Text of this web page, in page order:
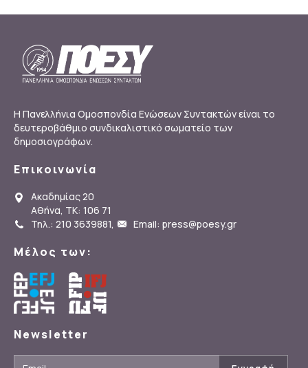
Η Πανελλήνια Ομοσπονδία Ενώσεων Συντακτών είναι το
δευτεροβάθμιο συνδικαλιστικό σωματείο των
δημοσιογράφων.
Επικοινωνία
Ακαδημίας 20
Αθήνα, ΤΚ: 106 71
Τηλ.: 210 3639881, Email: press@poesy.gr
Μέλος των:
Newsletter